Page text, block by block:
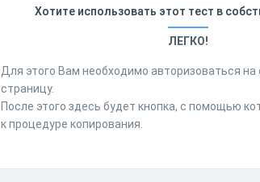
Хотите использовать этот тест в
ЛЕГКО!
Для этого Вам необходимо авторизоваться на
страницу.
После этого здесь будет кнопка, с помощью
к процедуре копирования.